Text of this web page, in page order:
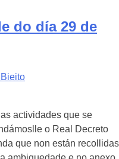
do día 29 de
actividades que se
o Real Decreto
que non están recollidas